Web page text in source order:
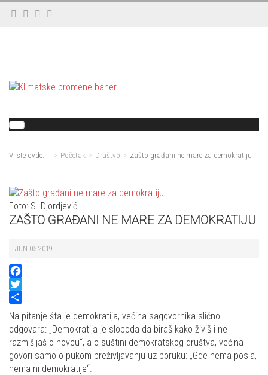
Vi ste ovde: Početak Društvo Zašto građani ne mare za demokratiju
Foto: S. Djordjević
ZAŠTO GRAĐANI NE MARE ZA DEMOKRATIJU
JUN 05 2019
Facebook
Twitter
Share
Na pitanje šta je demokratija, većina sagovornika slično
odgovara: „Demokratija je sloboda da biraš kako živiš i ne
razmišljaš o novcu“, a o suštini demokratskog društva, većina
govori samo o pukom preživljavanju uz poruku: „Gde nema posla,
nema ni demokratije“.